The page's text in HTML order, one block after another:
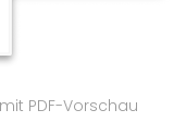
PDF-Vorschau